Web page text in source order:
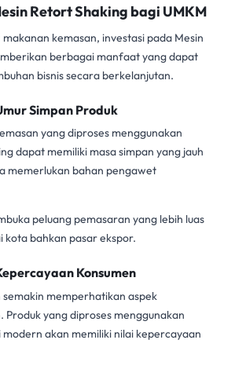
Retort Shaking bagi UMKM
makanan kemasan, investasi pada Mesin
berbagai manfaat yang dapat
bisnis secara berkelanjutan.
Simpan Produk
yang diproses menggunakan
dapat memiliki masa simpan yang jauh
memerlukan bahan pengawet
peluang pemasaran yang lebih luas
kota bahkan pasar ekspor.
Konsumen
semakin memperhatikan aspek
Produk yang diproses menggunakan
akan memiliki nilai kepercayaan